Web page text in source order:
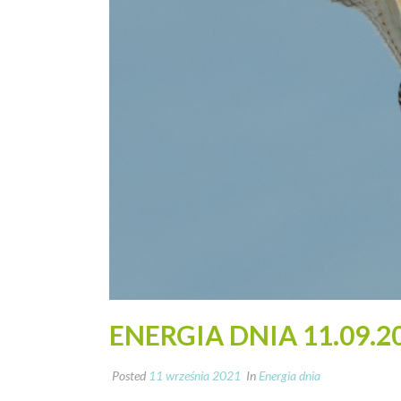
ENERGIA DNIA
Posted 11 września 2021 In Energia dnia